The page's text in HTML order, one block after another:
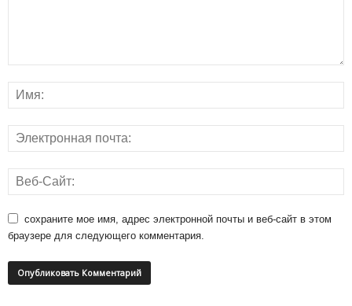
сохраните мое имя, адрес электронной почты и веб-сайт в этом
браузере для следующего комментария.